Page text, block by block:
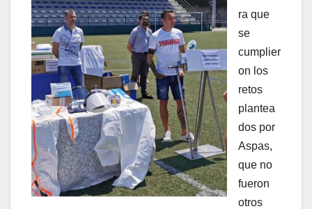
ra que
se
cumplier
on los
retos
plantea
dos por
Aspas,
que no
fueron
otros